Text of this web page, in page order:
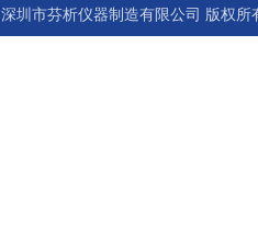
深圳市芬析仪器制造有限公司 版权